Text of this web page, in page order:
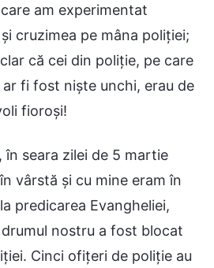
am experimentat
cruzimea pe mâna poliției;
că cei din poliție, pe care
fi fost niște unchi, erau de
fioroși!
în seara zilei de 5 martie
vârstă și cu mine eram în
predicarea Evangheliei,
nostru a fost blocat
Cinci ofițeri de poliție au